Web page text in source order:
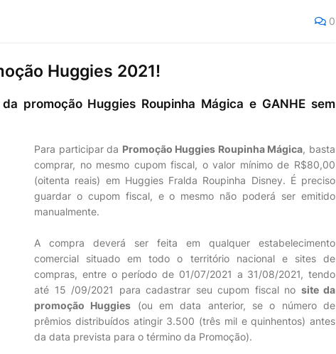
0
Huggies 2021!
promoção Huggies Roupinha Mágica e GANHE sem
Para participar da Promoção Huggies Roupinha Mágica, basta
comprar, no mesmo cupom fiscal, o valor mínimo de R$80,00
(oitenta reais) em Huggies Fralda Roupinha Disney. É preciso
guardar o cupom fiscal, e o mesmo não poderá ser emitido
manualmente.
A compra deverá ser feita em qualquer estabelecimento
comercial situado em todo o território nacional e sites de
compras, entre o período de 01/07/2021 a 31/08/2021, tendo
até 15 /09/2021 para cadastrar seu cupom fiscal no site da
promoção Huggies (ou em data anterior, se o número de
prêmios distribuídos atingir 3.500 (três mil e quinhentos) antes
da data prevista para o término da Promoção).